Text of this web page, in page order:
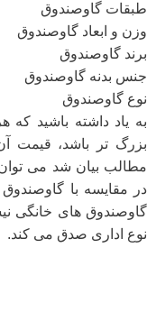
طبقات گاوصندوق
وزن و ابعاد گاوصندوق
برند گاوصندوق
جنس بدنه گاوصندوق
نوع گاوصندوق
به یاد داشته باشید
بزرگ تر باشد، قیمت
مطالب بیان شد می
در مقایسه با گاوصندوق
گاوصندوق های خانگی
نوع اداری صدق می کند.